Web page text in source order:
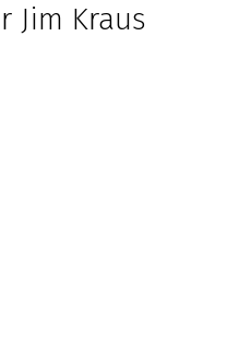
Jim Kraus